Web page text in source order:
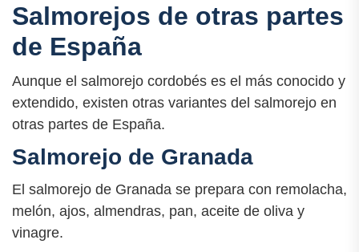
Salmorejos de otras partes
de España
Aunque el salmorejo cordobés es el más conocido y
extendido, existen otras variantes del salmorejo en
otras partes de España.
Salmorejo de Granada
El salmorejo de Granada se prepara con remolacha,
melón, ajos, almendras, pan, aceite de oliva y
vinagre.